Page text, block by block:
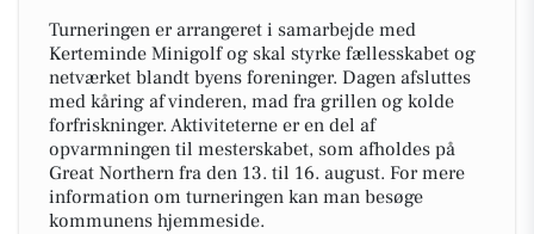
Turneringen er arrangeret i samarbejde med
Kerteminde Minigolf og skal styrke fællesskabet og
netværket blandt byens foreninger. Dagen afsluttes
med kåring af vinderen, mad fra grillen og kolde
forfriskninger. Aktiviteterne er en del af
opvarmningen til mesterskabet, som afholdes på
Great Northern fra den 13. til 16. august. For mere
information om turneringen kan man besøge
kommunens hjemmeside.